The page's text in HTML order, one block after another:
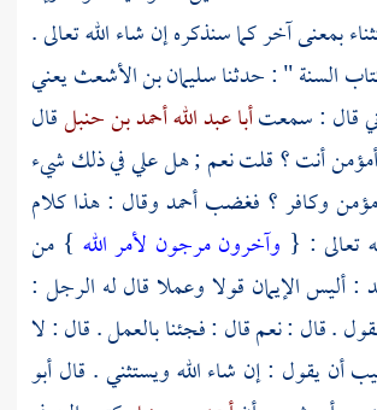
بمعنى آخر كما سنذكره إن شاء الله تعالى .
السنة " : حدثناسليمان بن الأشعث يعني
قال : سمعتأبا عبد الله أحمد بن حنبلقال
أنت ؟ قلت نعم ; هل علي في ذلك شيء
وكافر ؟ فغضبأحمدوقال : هذا كلام
تعالى : { وآخرون مرجون لأمر الله } من
: أليس الإيمان قولا وعملا قال له الرجل :
. قال : نعم قال : فجئنا بالعمل . قال : لا
أن يقول : إن شاء الله ويستثني . قالأبو